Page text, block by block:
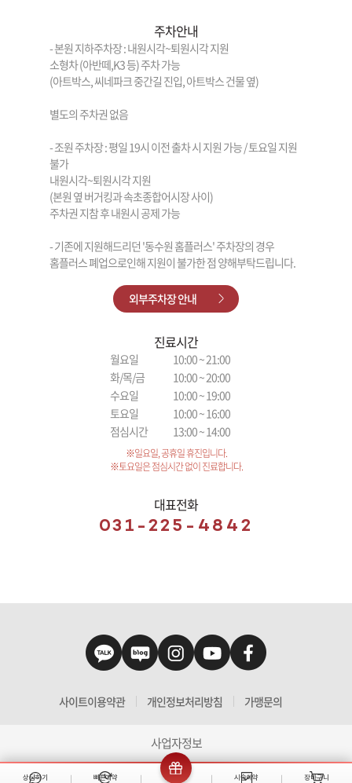
주차안내
- 본원 지하주차장 : 내원시각~퇴원시각 지원
소형차 (아반떼,K3 등) 주차 가능
(아트박스, 씨네파크 중간길 진입, 아트박스 건물 옆)
별도의 주차권 없음
- 조원 주차장 : 평일 19시 이전 출차 시 지원 가능 / 토요일 지원
불가
내원시각~퇴원시각 지원
(본원 옆 버거킹과 속초종합어시장 사이)
주차권 지참 후 내원시 공제 가능
- 기존에 지원해드리던 '동수원 홈플러스' 주차장의 경우
홈플러스 폐업으로인해 지원이 불가한 점 양해부탁드립니다.
외부주차장 안내
진료시간
월요일
10:00 ~ 21:00
화/목/금
10:00 ~ 20:00
수요일
10:00 ~ 19:00
토요일
10:00 ~ 16:00
점심시간
13:00 ~ 14:00
※일요일, 공휴일 휴진입니다.
※토요일은 점심시간 없이 진료합니다.
대표전화
031-225-4842
사이트이용약관 개인정보처리방침 가맹문의
사업자정보
상담하기 빠른예약 이벤트 시술예약 장바구니